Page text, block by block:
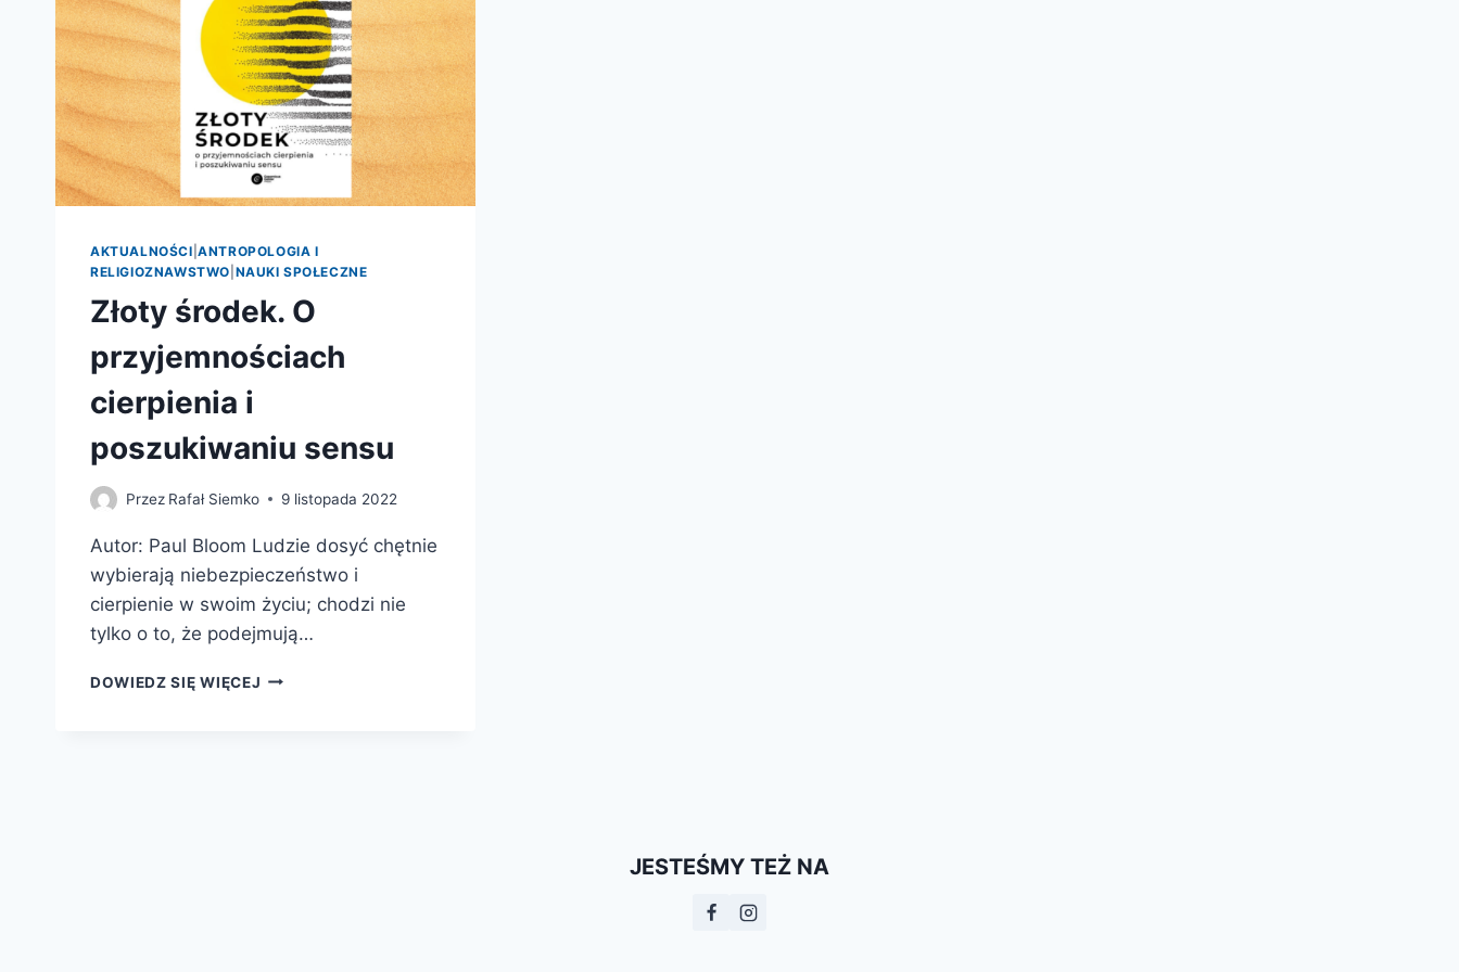
AKTUALNOŚCI |ANTROPOLOGIA I
RELIGIOZNAWSTWO NAUKI SPOŁECZNE
Złoty środek. O
przyjemnościach
cierpienia i
poszukiwaniu sensu
Przez Rafał Siemko 9 listopada 2022
Autor: Paul Bloom Ludzie dosyć chętnie
wybierają niebezpieczeństwo i
cierpienie w swoim życiu; chodzi nie
tylko o to, że podejmują…
DOWIEDZ SIĘ WIĘCEJ ZŁOTY
JESTEŚMY TEŻ NA